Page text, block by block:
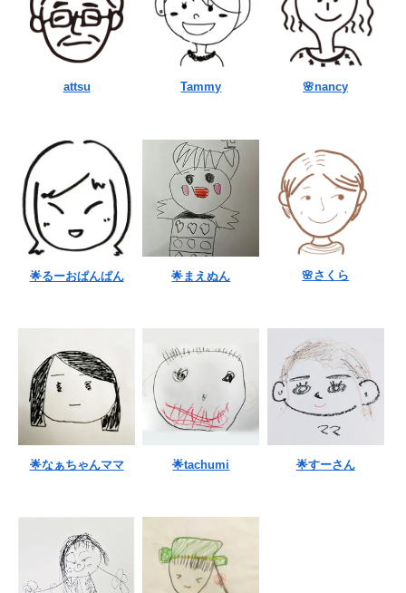
attsu Tammy 🌸nancy
🌟るーおぱんぱん 🌟まえぬん 🌸さくら
🌟なぁちゃんママ 🌟tachumi 🌟すーさん